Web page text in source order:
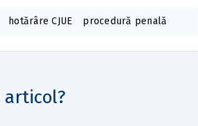
hotărâre CJUE procedură penală
articol?